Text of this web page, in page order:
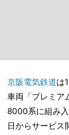
京阪電気鉄道は
車両「プレミア
8000系に組み
日からサービス